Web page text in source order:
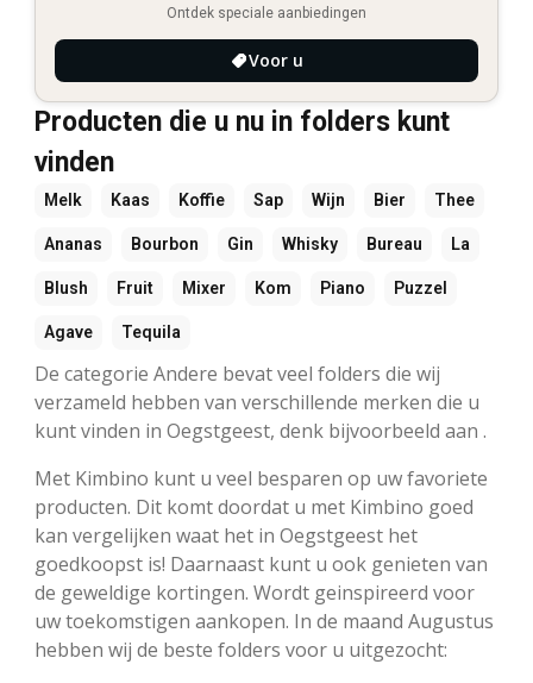
Ontdek speciale aanbiedingen
Voor u
Producten die u nu in folders kunt
vinden
Melk Kaas Koffie Sap Wijn Bier Thee
Ananas Bourbon Gin Whisky Bureau La
Blush Fruit Mixer Kom Piano Puzzel
Agave Tequila
De categorie Andere bevat veel folders die wij
verzameld hebben van verschillende merken die u
kunt vinden in Oegstgeest, denk bijvoorbeeld aan .
Met Kimbino kunt u veel besparen op uw favoriete
producten. Dit komt doordat u met Kimbino goed
kan vergelijken waat het in Oegstgeest het
goedkoopst is! Daarnaast kunt u ook genieten van
de geweldige kortingen. Wordt geinspireerd voor
uw toekomstigen aankopen. In de maand Augustus
hebben wij de beste folders voor u uitgezocht: